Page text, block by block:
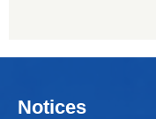
Notices